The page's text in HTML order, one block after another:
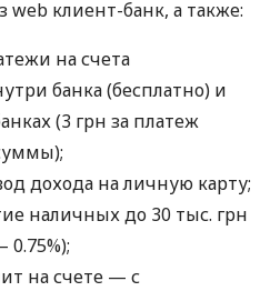
web клиент-банк, а также:
на счета
банка (бесплатно) и
(3 грн за платеж
дохода на личную карту;
наличных до 30 тыс. грн
0.75%);
на счете — с